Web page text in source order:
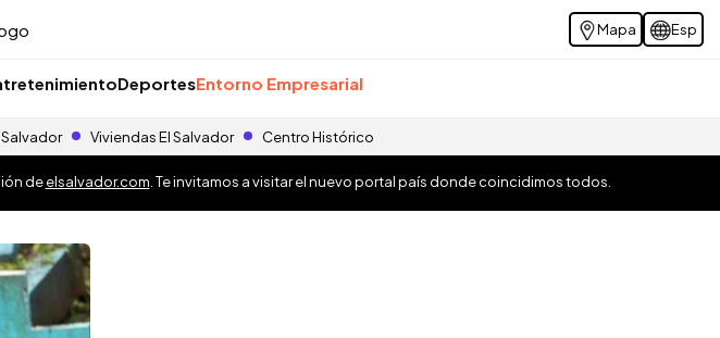
Mapa Esp
DeportesEntorno Empresarial
Viviendas El Salvador Centro Histórico
deelsalvador.com . Te invitamos a visitar el nuevo portal país donde coincidimos todos.